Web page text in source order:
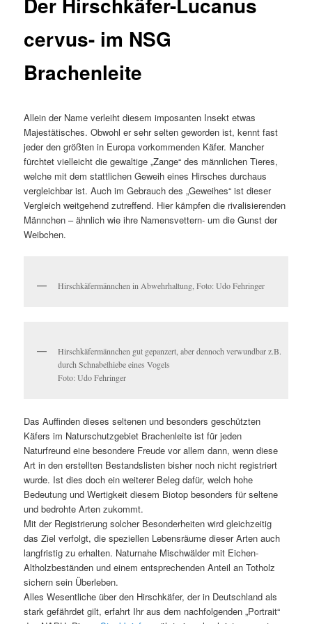
cervus- im NSG
Brachenleite
Allein der Name verleiht diesem imposanten Insekt etwas
Majestätisches. Obwohl er sehr selten geworden ist, kennt fast
jeder den größten in Europa vorkommenden Käfer. Mancher
fürchtet vielleicht die gewaltige „Zange“ des männlichen Tieres,
welche mit dem stattlichen Geweih eines Hirsches durchaus
vergleichbar ist. Auch im Gebrauch des „Geweihes“ ist dieser
Vergleich weitgehend zutreffend. Hier kämpfen die rivalisierenden
Männchen – ähnlich wie ihre Namensvettern- um die Gunst der
Weibchen.
Hirschkäfermännchen in Abwehrhaltung, Foto: Udo Fehringer
Hirschkäfermännchen gut gepanzert, aber dennoch verwundbar z.B.
durch Schnabelhiebe eines Vogels
Foto: Udo Fehringer
Das Auffinden dieses seltenen und besonders geschützten
Käfers im Naturschutzgebiet Brachenleite ist für jeden
Naturfreund eine besondere Freude vor allem dann, wenn diese
Art in den erstellten Bestandslisten bisher noch nicht registriert
wurde. Ist dies doch ein weiterer Beleg dafür, welch hohe
Bedeutung und Wertigkeit diesem Biotop besonders für seltene
und bedrohte Arten zukommt.
Mit der Registrierung solcher Besonderheiten wird gleichzeitig
das Ziel verfolgt, die speziellen Lebensräume dieser Arten auch
langfristig zu erhalten. Naturnahe Mischwälder mit Eichen-
Altholzbeständen und einem entsprechenden Anteil an Totholz
sichern sein Überleben.
Alles Wesentliche über den Hirschkäfer, der in Deutschland als
stark gefährdet gilt, erfahrt Ihr aus dem nachfolgenden „Portrait“